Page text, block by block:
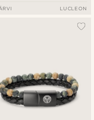
LUCLEON